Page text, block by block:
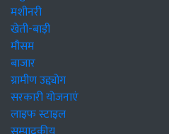
मशीनरी
खेती-बाड़ी
मौसम
बाजार
ग्रामीण उद्द्योग
सरकारी योजनाएं
लाइफ स्टाइल